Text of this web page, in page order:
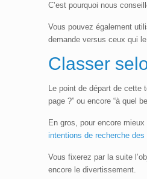
C’est pourquoi nous
Vous pouvez également
demande versus ceux qui
Classer
Le point de départ de cette
page ?” ou encore “à quel
En gros, pour encore
intentions de recherche des
Vous fixerez par la suite
encore le divertissement.